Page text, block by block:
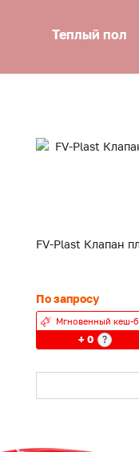
Теплый пол
FV-Plast Клапан
По запросу
Мгновенный кеш-
+ 0 ?